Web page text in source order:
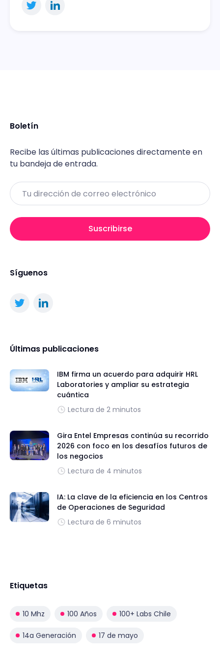
Boletín
Recibe las últimas publicaciones directamente en
tu bandeja de entrada.
Email
Suscribirse
Síguenos
Últimas publicaciones
IBM firma un acuerdo para adquirir HRL
Laboratories y ampliar su estrategia
cuántica
Lectura de 2 minutos
Gira Entel Empresas continúa su recorrido
2026 con foco en los desafíos futuros de
los negocios
Lectura de 4 minutos
IA: La clave de la eficiencia en los Centros
de Operaciones de Seguridad
Lectura de 6 minutos
Etiquetas
10 Mhz 100 Años 100+ Labs Chile
14a Generación 17 de mayo